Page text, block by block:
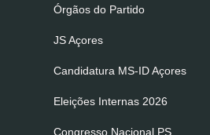
Órgãos do Partido
JS Açores
Candidatura MS-ID Açores
Eleições Internas 2026
Congresso Nacional PS